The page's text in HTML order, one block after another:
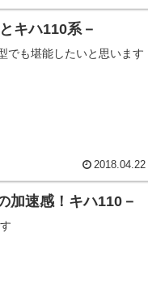
キハ110系－
でも堪能したいと思います
2018.04.22
速感！キハ110－